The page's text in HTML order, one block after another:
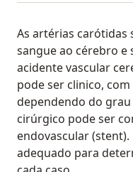
As artérias carótidas
sangue ao cérebro e
acidente vascular
pode ser clinico,
dependendo do
cirúrgico pode ser
endovascular
adequado para